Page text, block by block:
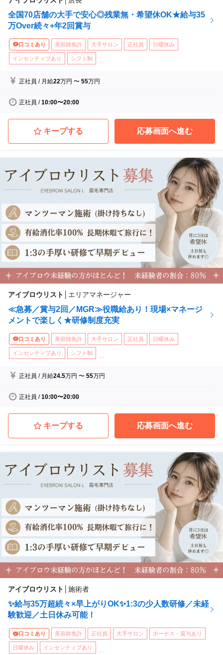
全国70店舗の大手で安心◎残業無・希望休OK★給与35
万Over続々+年2回賞与
口コミあり 美容師免許 大手サロン 正社員 日曜休み
インセンティブあり シフト制
正社員 / 月給22万円 〜55万円
正社員 /10:00〜20:00
キープする 応募画面へ進む
アイブロウリスト エリアマネージャー
≪急募／賞与2回／MGR≫役職給あり！現場×マネージ
メントで楽しく★研修制度充実
口コミあり 美容師免許 大手サロン 正社員 日曜休み
インセンティブあり シフト制
正社員 / 月給24.5万円 〜55万円
正社員 /10:00〜20:00
キープする 応募画面へ進む
アイブロウリスト 施術者
✨給与35万超続々×早上がりOK✨1:3の少人数研修／未経
験歓迎／土日休み可能！
口コミあり 美容師免許 正社員 大手サロン ボーナス・賞与あり
日曜休み インセンティブあり ...